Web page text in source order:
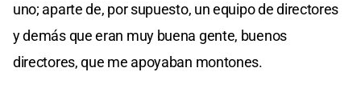
uno; aparte de, por supuesto, un equipo de directores
y demás que eran muy buena gente, buenos
directores, que me apoyaban montones.